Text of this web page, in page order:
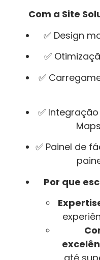
Com a Site
✅ Design
✅
✅
✅
✅ Painel de
Por que